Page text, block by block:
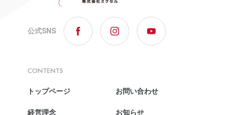
公式SNS
CONTENTS
トップページ
経営理念
お問い合わせ
お知らせ